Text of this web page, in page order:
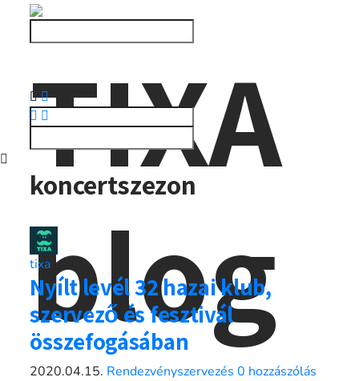
TIXA
blog
koncertszezon
tixa
Nyílt levél 32 hazai klub,
szervező és fesztivál
összefogásában
2020.04.15. Rendezvényszervezés 0 hozzászólás